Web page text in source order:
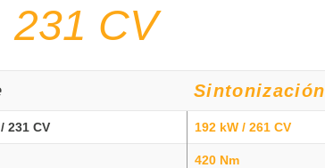
231 CV
Sintonización
231 CV 192 kW / 261 CV
420 Nm